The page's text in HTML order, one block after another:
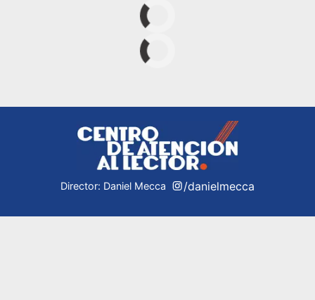
Director: Daniel Mecca /danielmecca